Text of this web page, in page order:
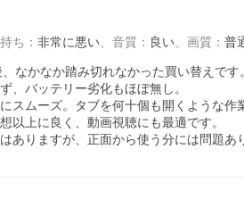
ち ： 非常に悪い 音質 ： 良い 画質 ： 普
なかなか踏み切れなかった買い替えで
、バッテリー劣化もほぼ無し。
スムーズ。タブを何十個も開くような作
以上に良く、動画視聴にも最適です。
ありますが、正面から使う分には問題あ